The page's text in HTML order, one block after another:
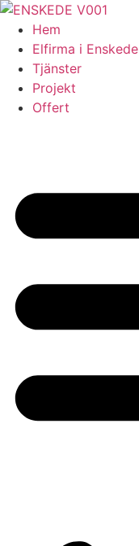
Skip
content
Hem
Elfirma i Enskede
Tjänster
Projekt
Offert